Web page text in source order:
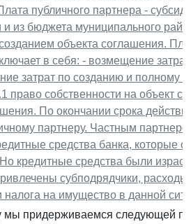
публичного партнера -
и из бюджета муниципального
объекта соглашения.
в себя: - возмещение
затрат по созданию и полному
право собственности на объект
По окончании срока
партнеру. Частным
средства банка, которые
кредитные средства были
субподрядчики, расходы
налога на имущество в данной
мы придерживаемся следующей